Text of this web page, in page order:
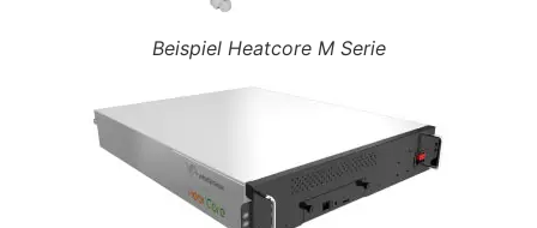
Beispiel Heatcore M Serie